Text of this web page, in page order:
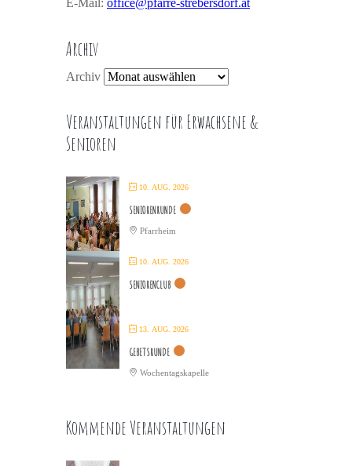
E-Mail: office@pfarre-strebersdorf.at
Archiv
Archiv
Veranstaltungen für Erwachsene &
Senioren
10. AUG. 2026
SENIORENRUNDE
Pfarrheim
10. AUG. 2026
SENIORENCLUB
13. AUG. 2026
GEBETSRUNDE
Wochentagskapelle
Kommende Veranstaltungen